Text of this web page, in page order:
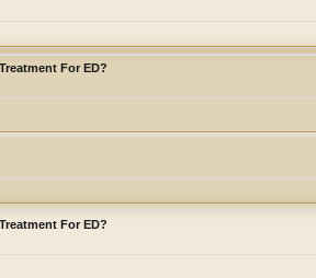
For ED?
For ED?